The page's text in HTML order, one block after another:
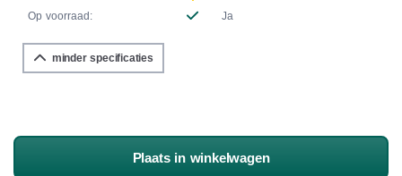
Op voorraad:
Ja
minder specificaties
Plaats in winkelwagen